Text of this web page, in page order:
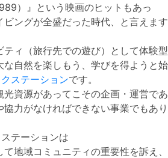
）』という映画のヒットもあっ
ングが全盛だった時代、と言えます
ィ（旅行先での遊び）として体験型
自然を楽しもう、学びを得ようと始
ステーションです。
資源があってこその企画・運営であ
力がなければできない事業でもあり
テーションは
て地域コミュニティの重要性を訴え、